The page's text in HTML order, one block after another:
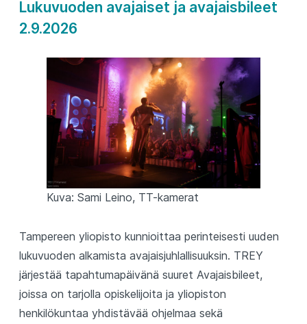
Lukuvuoden avajaiset ja avajaisbileet
2.9.2026
Kuva: Sami Leino, TT-kamerat
Tampereen yliopisto kunnioittaa perinteisesti uuden
lukuvuoden alkamista avajaisjuhlallisuuksin. TREY
järjestää tapahtumapäivänä suuret Avajaisbileet,
joissa on tarjolla opiskelijoita ja yliopiston
henkilökuntaa yhdistävää ohjelmaa sekä